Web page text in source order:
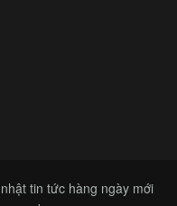
tin tức hàng ngày mới